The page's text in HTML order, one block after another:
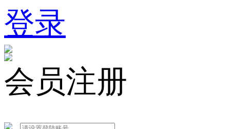
登录
会员注册